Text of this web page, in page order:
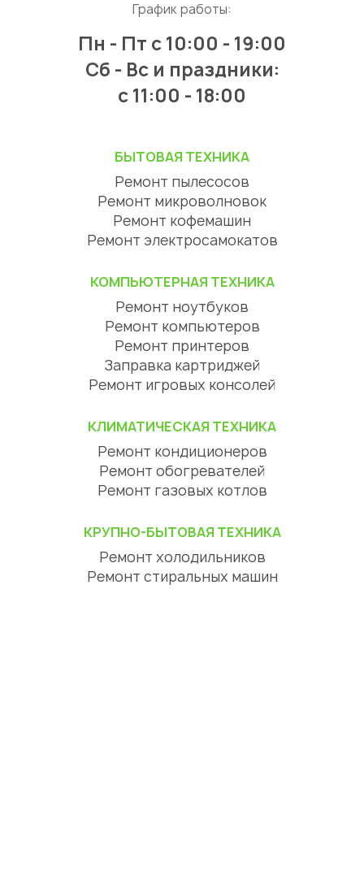
График работы:
Пн - Пт с 10:00 - 19:00
Сб - Вс и праздники:
c 11:00 - 18:00
БЫТОВАЯ ТЕХНИКА
Ремонт пылесосов
Ремонт микроволновок
Ремонт кофемашин
Ремонт электросамокатов
КОМПЬЮТЕРНАЯ ТЕХНИКА
Ремонт ноутбуков
Ремонт компьютеров
Ремонт принтеров
Заправка картриджей
Ремонт игровых консолей
КЛИМАТИЧЕСКАЯ ТЕХНИКА
Ремонт кондиционеров
Ремонт обогревателей
Ремонт газовых котлов
КРУПНО-БЫТОВАЯ ТЕХНИКА
Ремонт холодильников
Ремонт стиральных машин